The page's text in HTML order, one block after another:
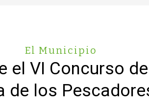
El Municipio
el VI Concurso de
de los